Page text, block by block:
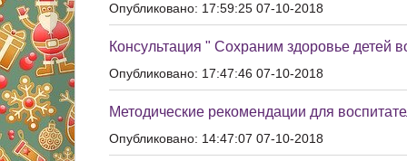
Опубликовано: 17:59:25 07-10-2018
Консультация " Сохраним здоровье детей
Опубликовано: 17:47:46 07-10-2018
Методические рекомендации для
Опубликовано: 14:47:07 07-10-2018